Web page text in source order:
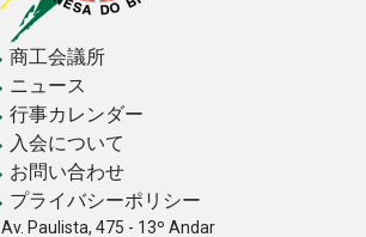
商工会議所
ニュース
行事カレンダー
入会について
お問い合わせ
プライバシーポリシー
Av. Paulista, 475 - 13º Andar